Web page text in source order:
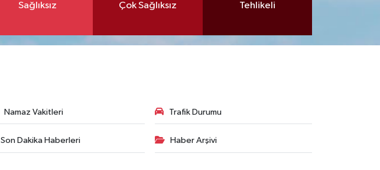
Sağlıksız Çok Sağlıksız Tehlikeli
Namaz Vakitleri Trafik Durumu
Son Dakika Haberleri Haber Arşivi